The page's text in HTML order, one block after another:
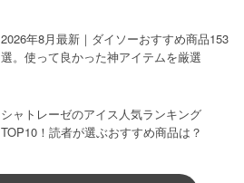
2026年8月最新｜ダイソーおすすめ商品153
選。使って良かった神アイテムを厳選
シャトレーゼのアイス人気ランキング
TOP10！読者が選ぶおすすめ商品は？